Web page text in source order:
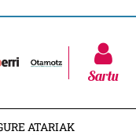
Sartu
ATARIAK